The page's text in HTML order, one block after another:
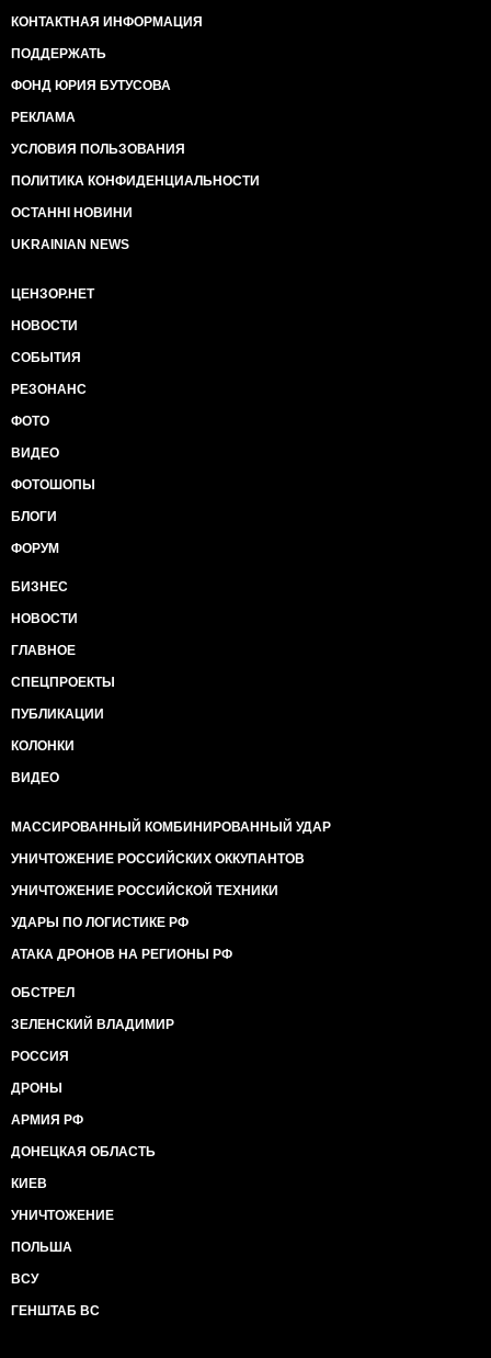
КОНТАКТНАЯ ИНФОРМАЦИЯ
ПОДДЕРЖАТЬ
ФОНД ЮРИЯ БУТУСОВА
РЕКЛАМА
УСЛОВИЯ ПОЛЬЗОВАНИЯ
ПОЛИТИКА КОНФИДЕНЦИАЛЬНОСТИ
ОСТАННІ НОВИНИ
UKRAINIAN NEWS
ЦЕНЗОР.НЕТ
НОВОСТИ
СОБЫТИЯ
РЕЗОНАНС
ФОТО
ВИДЕО
ФОТОШОПЫ
БЛОГИ
ФОРУМ
БИЗНЕС
НОВОСТИ
ГЛАВНОЕ
СПЕЦПРОЕКТЫ
ПУБЛИКАЦИИ
КОЛОНКИ
ВИДЕО
МАССИРОВАННЫЙ КОМБИНИРОВАННЫЙ УДАР
УНИЧТОЖЕНИЕ РОССИЙСКИХ ОККУПАНТОВ
УНИЧТОЖЕНИЕ РОССИЙСКОЙ ТЕХНИКИ
УДАРЫ ПО ЛОГИСТИКЕ РФ
АТАКА ДРОНОВ НА РЕГИОНЫ РФ
ОБСТРЕЛ
ЗЕЛЕНСКИЙ ВЛАДИМИР
РОССИЯ
ДРОНЫ
АРМИЯ РФ
ДОНЕЦКАЯ ОБЛАСТЬ
КИЕВ
УНИЧТОЖЕНИЕ
ПОЛЬША
ВСУ
ГЕНШТАБ ВС